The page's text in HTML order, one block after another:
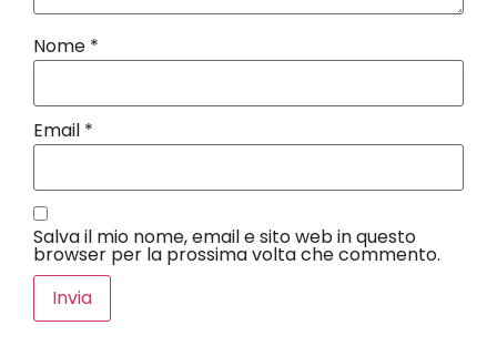
Nome *
Email *
Salva il mio nome, email e sito web in questo
browser per la prossima volta che commento.